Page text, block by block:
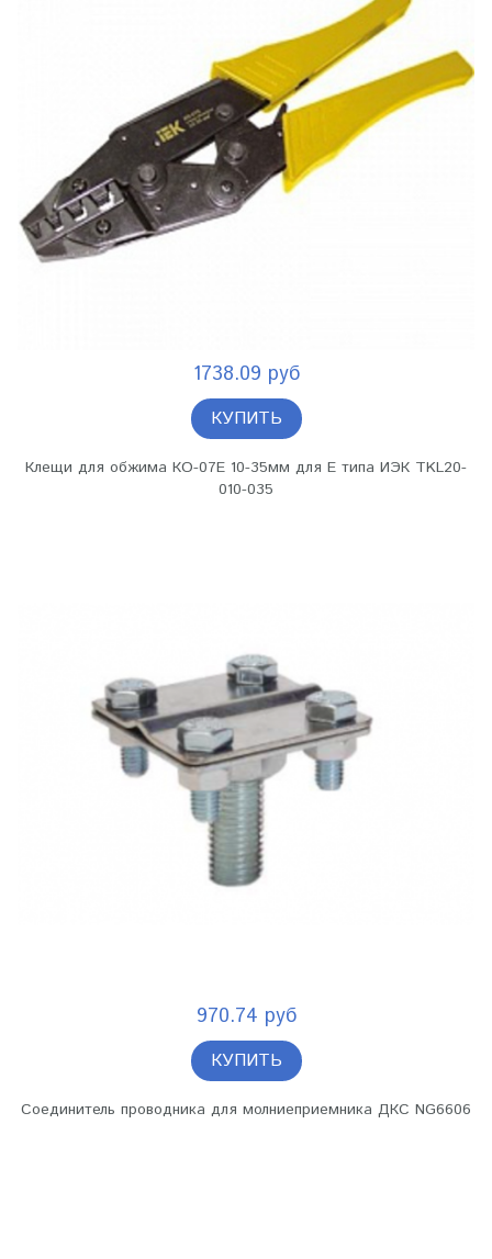
1738.09 руб
КУПИТЬ
Клещи для обжима КО-07Е 10-35мм для Е типа ИЭК TKL20-
010-035
970.74 руб
КУПИТЬ
Соединитель проводника для молниеприемника ДКС NG6606